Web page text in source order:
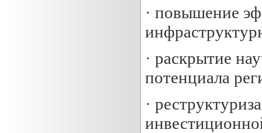
· повышение
· раскрытие
потенциала
·